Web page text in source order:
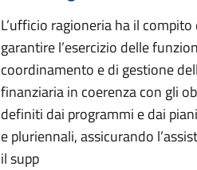
L’ufficio ragioneria ha il compito
garantire l’esercizio delle
coordinamento e di gestione
finanziaria in coerenza con gli
definiti dai programmi e dai
e pluriennali, assicurando
il supp